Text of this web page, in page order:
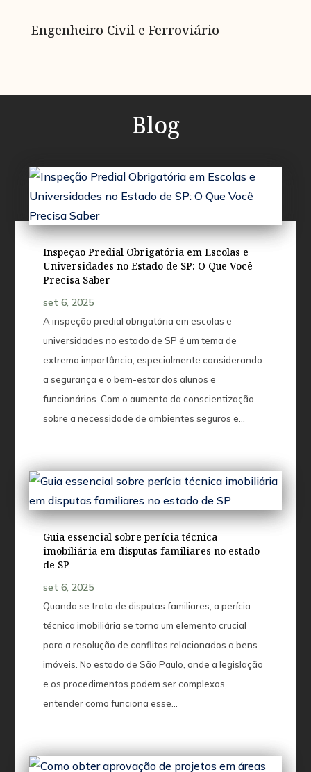
Engenheiro Civil e Ferroviário
Blog
Inspeção Predial Obrigatória em Escolas e
Universidades no Estado de SP: O Que Você
Precisa Saber
set 6, 2025
A inspeção predial obrigatória em escolas e
universidades no estado de SP é um tema de
extrema importância, especialmente considerando
a segurança e o bem-estar dos alunos e
funcionários. Com o aumento da conscientização
sobre a necessidade de ambientes seguros e...
Guia essencial sobre perícia técnica
imobiliária em disputas familiares no estado
de SP
set 6, 2025
Quando se trata de disputas familiares, a perícia
técnica imobiliária se torna um elemento crucial
para a resolução de conflitos relacionados a bens
imóveis. No estado de São Paulo, onde a legislação
e os procedimentos podem ser complexos,
entender como funciona esse...